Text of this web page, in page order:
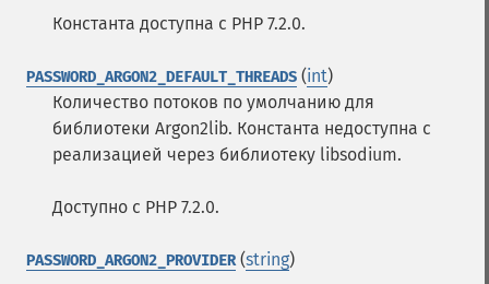
Константа доступна с PHP 7.2.0.
PASSWORD_ARGON2_DEFAULT_THREADS (int)
Количество потоков по умолчанию для
библиотеки Argon2lib. Константа недоступна с
реализацией через библиотеку libsodium.
Доступно с PHP 7.2.0.
PASSWORD_ARGON2_PROVIDER(string)